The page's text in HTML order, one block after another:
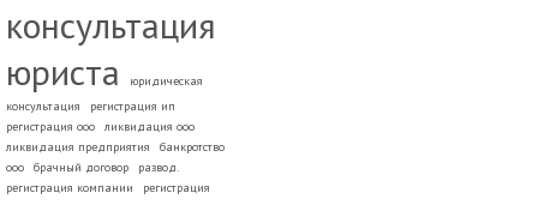
консультация
юриста
юридическая
консультация
регистрация ип
регистрация ооо
ликвидация ооо
ликвидация предприятия
банкротство
ооо
брачный договор
развод.
регистрация компании
регистрация